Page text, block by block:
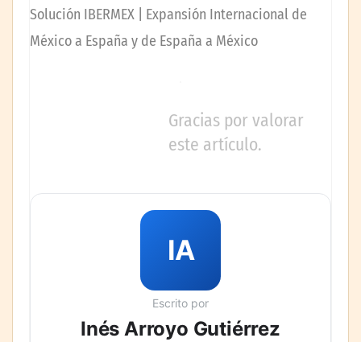
Solución IBERMEX | Expansión Internacional de
México a España y de España a México
Gracias por valorar
este artículo.
IA
Escrito por
Inés Arroyo Gutiérrez